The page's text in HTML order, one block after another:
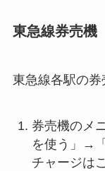
東急線券売機
東急線各駅の券
券売機のメ
を使う」→
チャージは